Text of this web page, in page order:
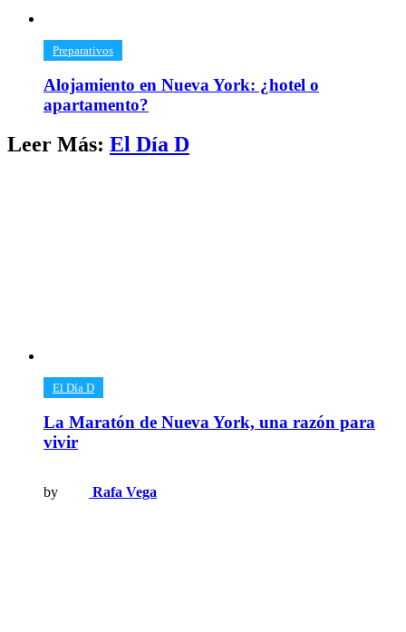
​Preparativos
Alojamiento en Nueva York: ¿hotel o
apartamento?
Leer Más: ​El Día D
​El Día D
La Maratón de Nueva York, una razón para
vivir
by Rafa Vega